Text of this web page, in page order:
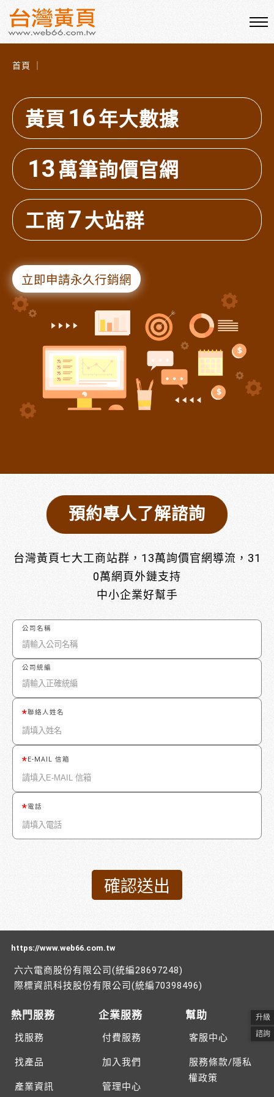
首頁 ｜
黃頁 16年大數據
13萬筆詢價官網
工商7大站群
立即申請永久行銷網
預約專人了解諮詢
台灣黃頁七大工商站群，13萬詢價官網導流，31
0萬網頁外鏈支持
中小企業好幫手
公司名稱
公司統編
聯絡人姓名
E-MAIL 信箱
電話
https://www.web66.com.tw
六六電商股份有限公司(統編28697248)
際標資訊科技股份有限公司(統編70398496)
熱門服務
找服務
找產品
產業資訊
企業服務
付費服務
加入我們
管理中心
幫助
客服中心
服務條款/隱私
權政策
升級
諮詢